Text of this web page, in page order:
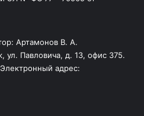
Артамонов В. А.
ул. Павловича, д. 13, офис 375.
адрес: